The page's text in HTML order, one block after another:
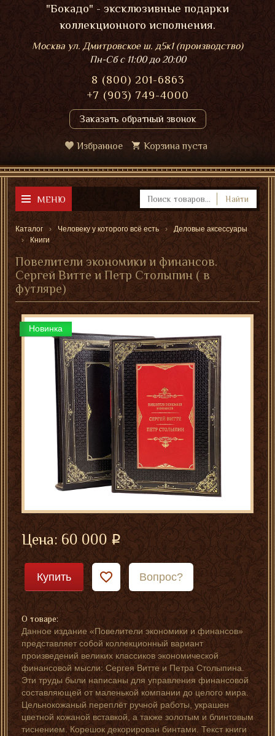
"Бокадо" - эксклюзивные подарки
коллекционного исполнения.
Москва ул. Дмитровское ш. д5к1 (производство)
Пн-Сбс 11:00 до 20:00
8 (800) 201-6863
+7 (903) 749-4000
Заказать обратный звонок
Избранное Корзина пуста
МЕНЮ Найти
Каталог Человеку у которого всё есть
Деловые аксессуары
Книги
Повелители экономики и финансов.
Сергей Витте и Петр Столыпин ( в
футляре)
Новинка
Цена:60 000
Купить Вопрос?
О товаре:
Данное издание «Повелители экономики и финансов»
представляет собой коллекционный вариант
произведений великих классиков экономической
финансовой мысли: Сергея Витте и Петра Столыпина.
Эти труды были написаны для управления финансовой
составляющей от маленькой компании до целого мира.
Цельнокожаный переплёт ручной работы, украшен
цветной кожаной вставкой, а также золотым и блинтовым
тиснением. Корешок декорирован бинтами. Текст книги